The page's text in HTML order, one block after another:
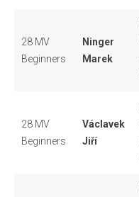
28 MV
Beginners
Ninger
Marek
28 MV
Beginners
Václavek
Jiří